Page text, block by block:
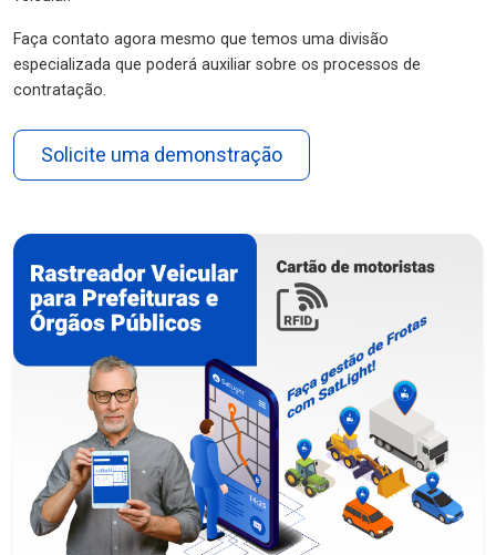
Faça contato agora mesmo que temos uma divisão
especializada que poderá auxiliar sobre os processos de
contratação.
Solicite uma demonstração